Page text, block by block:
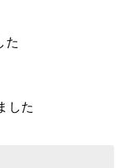
た
した